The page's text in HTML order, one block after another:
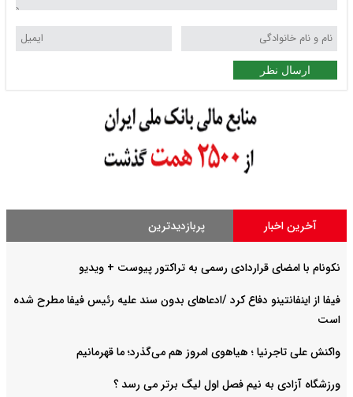
ارسال نظر
آخرین اخبار پربازدیدترین
نکونام با امضای قراردادی رسمی به تراکتور پیوست + ویدیو
فیفا از اینفانتینو دفاع کرد /ادعاهای بدون سند علیه رئیس فیفا مطرح شده
است
واکنش علی تاجرنیا ؛ هیاهوی امروز هم می‌گذرد؛ ما قهرمانیم
ورزشگاه آزادی به نیم فصل اول لیگ برتر می رسد ؟